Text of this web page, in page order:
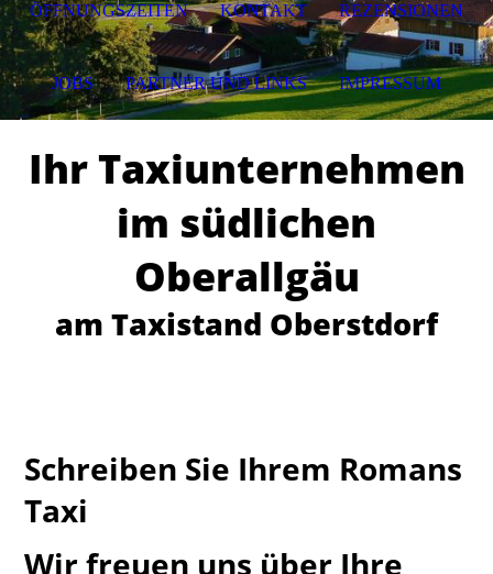
Ihr Taxiunternehmen
im südlichen
Oberallgäu
am Taxistand Oberstdorf
Schreiben Sie Ihrem Romans
Taxi
Wir freuen uns über Ihre
ÖFFNUNGSZEITEN KONTAKT REZENSIONEN
JOBS PARTNER UND LINKS IMPRESSUM